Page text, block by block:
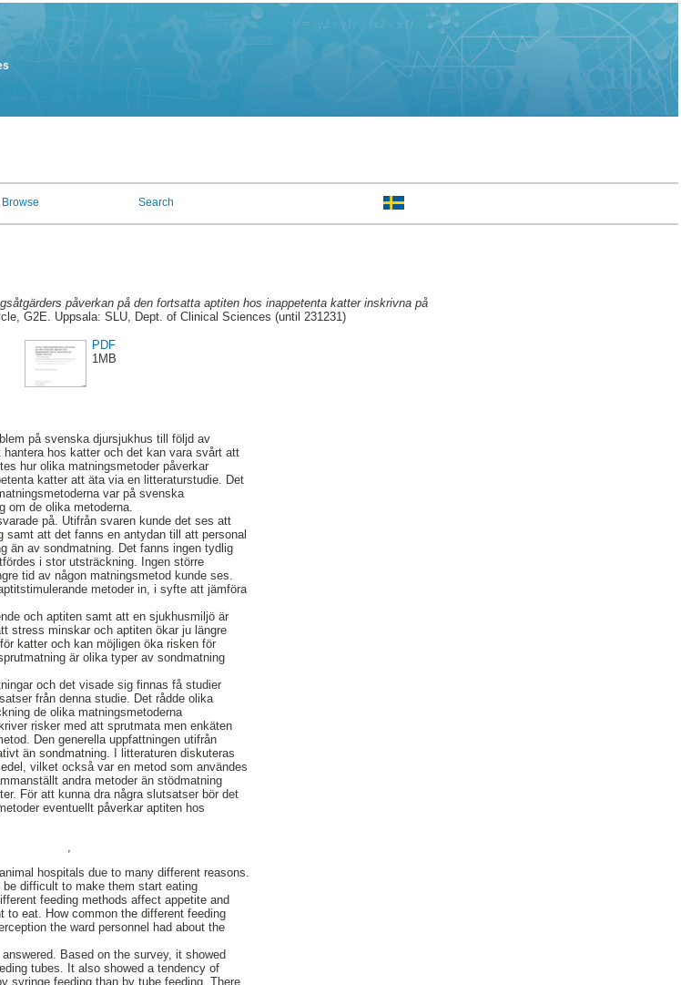
Browse Search
påverkan på den fortsatta aptiten hos inappetenta katter inskrivna på
G2E. Uppsala: SLU, Dept. of Clinical Sciences (until 231231)
PDF
1MB
på svenska djursjukhus till följd av
hos katter och det kan vara svårt att
hur olika matningsmetoder påverkar
katter att äta via en litteraturstudie. Det
var på svenska
om de olika metoderna.
på. Utifrån svaren kunde det ses att
samt att det fanns en antydan till att personal
än av sondmatning. Det fanns ingen tydlig
i stor utsträckning. Ingen större
tid av någon matningsmetod kunde ses.
metoder in, i syfte att jämföra
och aptiten samt att en sjukhusmiljö är
stress minskar och aptiten ökar ju längre
katter och kan möjligen öka risken för
är olika typer av sondmatning
och det visade sig finnas få studier
från denna studie. Det rådde olika
de olika matningsmetoderna
risker med att sprutmata men enkäten
Den generella uppfattningen utifrån
än sondmatning. I litteraturen diskuteras
vilket också var en metod som användes
andra metoder än stödmatning
För att kunna dra några slutsatser bör det
eventuellt påverkar aptiten hos
hospitals due to many different reasons.
difficult to make them start eating
feeding methods affect appetite and
eat. How common the different feeding
the ward personnel had about the
Based on the survey, it showed
tubes. It also showed a tendency of
syringe feeding than by tube feeding. There